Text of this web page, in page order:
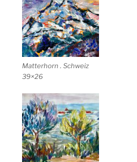
Matterhorn . Schweiz
39×26